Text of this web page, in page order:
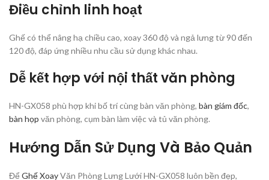
Điều chỉnh linh hoạt
Ghế có thể nâng hạ chiều cao, xoay 360 độ và ngả lưng từ 90 đến
120 độ, đáp ứng nhiều nhu cầu sử dụng khác nhau.
Dễ kết hợp với nội thất văn phòng
HN-GX058 phù hợp khi bố trí cùng bàn văn phòng,bàn giám đốc,
bàn họp văn phòng, cụm bàn làm việc và tủ văn phòng.
Hướng Dẫn Sử Dụng Và Bảo Quản
ĐểGhế XoayVăn Phòng Lưng Lưới HN-GX058 luôn bền đẹp,